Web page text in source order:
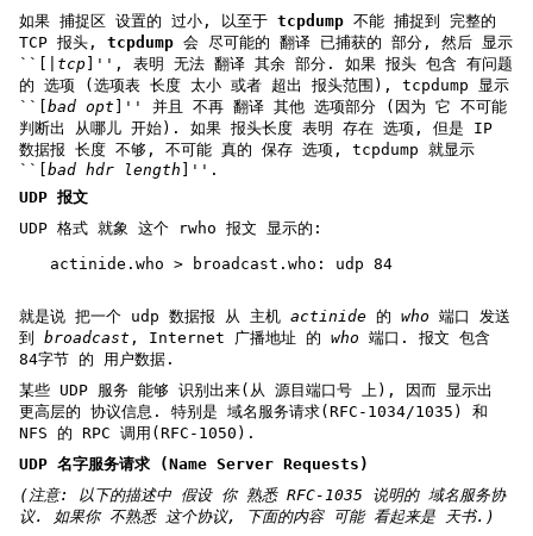
如果 捕捉区 设置的 过小, 以至于 tcpdump 不能 捕捉到 完整的
TCP 报头, tcpdump 会 尽可能的 翻译 已捕获的 部分, 然后 显示
``[| tcp]'', 表明 无法 翻译 其余 部分. 如果 报头 包含 有问题
的 选项 (选项表 长度 太小 或者 超出 报头范围), tcpdump 显示
``[bad opt ]'' 并且 不再 翻译 其他 选项部分 (因为 它 不可能
判断出 从哪儿 开始). 如果 报头长度 表明 存在 选项, 但是 IP
数据报 长度 不够, 不可能 真的 保存 选项, tcpdump 就显示
``[bad hdr length ]''.
UDP 报文
UDP 格式 就象 这个 rwho 报文 显示的:
actinide.who > broadcast.who: udp 84
就是说 把一个 udp 数据报 从 主机 actinide 的 who 端口 发送
到 broadcast , Internet 广播地址 的 who 端口. 报文 包含
84字节 的 用户数据.
某些 UDP 服务 能够 识别出来(从 源目端口号 上), 因而 显示出
更高层的 协议信息. 特别是 域名服务请求(RFC-1034/1035) 和
NFS 的 RPC 调用(RFC-1050).
UDP 名字服务请求 (Name Server Requests)
(注意: 以下的描述中 假设 你 熟悉 RFC-1035 说明的 域名服务协
议.
如果你 不熟悉 这个协议, 下面的内容 可能 看起来是 天书.)